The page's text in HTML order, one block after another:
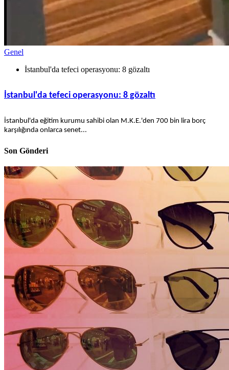
Genel
İstanbul'da tefeci operasyonu: 8 gözaltı
İstanbul'da tefeci operasyonu: 8 gözaltı
İstanbul'da eğitim kurumu sahibi olan M.K.E.'den 700 bin lira borç
karşılığında onlarca senet...
Son Gönderi